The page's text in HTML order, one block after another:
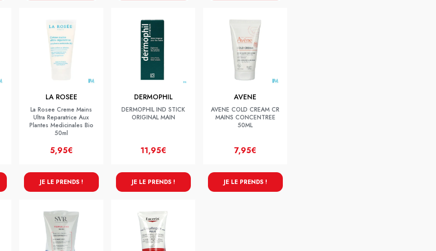
LA ROSEE
La Rosee Creme Mains
Ultra Reparatrice Aux
Plantes Medicinales Bio
50ml
5,95€
JE LE PRENDS !
DERMOPHIL
DERMOPHIL IND STICK
ORIGINAL MAIN
11,95€
JE LE PRENDS !
AVENE
AVENE COLD CREAM CR
MAINS CONCENTREE
50ML
7,95€
JE LE PRENDS !